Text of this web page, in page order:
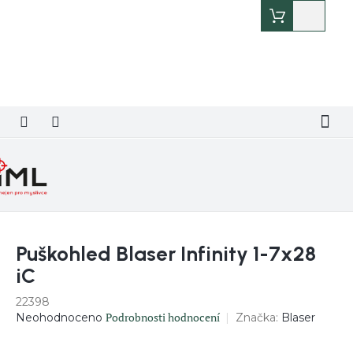
košík
Puškohled Blaser Infinity 1-7x28
iC
22398
Průměrné
Neohodnoceno Podrobnosti hodnocení Značka: Blaser